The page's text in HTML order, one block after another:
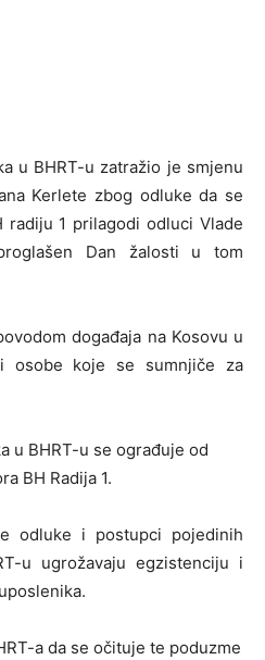
u BHRT-u zatražio je smjenu
Kerlete zbog odluke da se
radiju 1 prilagodi odluci Vlade
Dan žalosti u tom
događaja na Kosovu u
osobe koje se sumnjiče za
u BHRT-u se ograđuje od
BH Radija 1.
odluke i postupci pojedinih
u ugrožavaju egzistenciju i
a da se očituje te poduzme